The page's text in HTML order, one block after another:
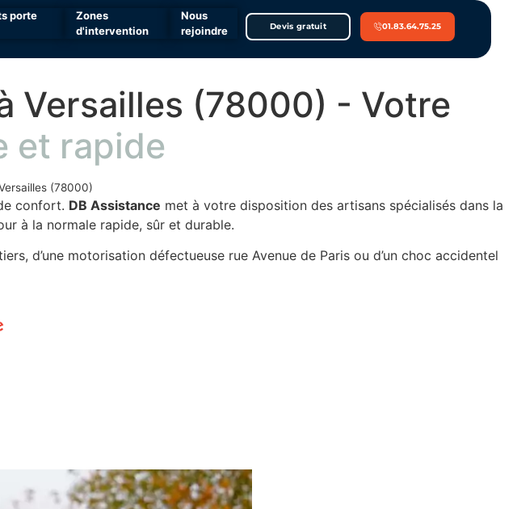
porte
Zones
d'intervention
Nous
rejoindre
Devis gratuit 01.83.64.75.25
Versailles (78000) - Votre
et rapide
(78000)
confort. DB Assistance met à votre disposition des artisans spécialisés dans la
à la normale rapide, sûr et durable.
d’une motorisation défectueuse rue Avenue de Paris ou d’un choc accidentel